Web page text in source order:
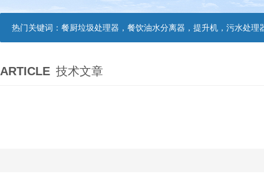
热门关键词： 餐厨垃圾处理器，餐饮油水分离器，提升机，污水处理
ARTICLE 技术文章